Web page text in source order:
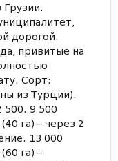
дорогой.
привитые на
Сорт:
из Турции).
500. 9 500
га) – через 2
13 000
га) –